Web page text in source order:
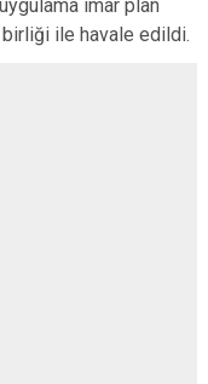
imar plan
ile havale edildi.